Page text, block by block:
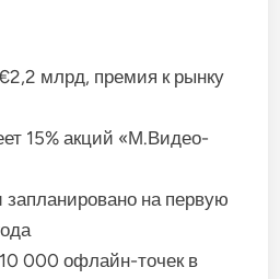
млрд, премия к рынку
15% акций «М.Видео-
запланировано на первую
000 офлайн-точек в